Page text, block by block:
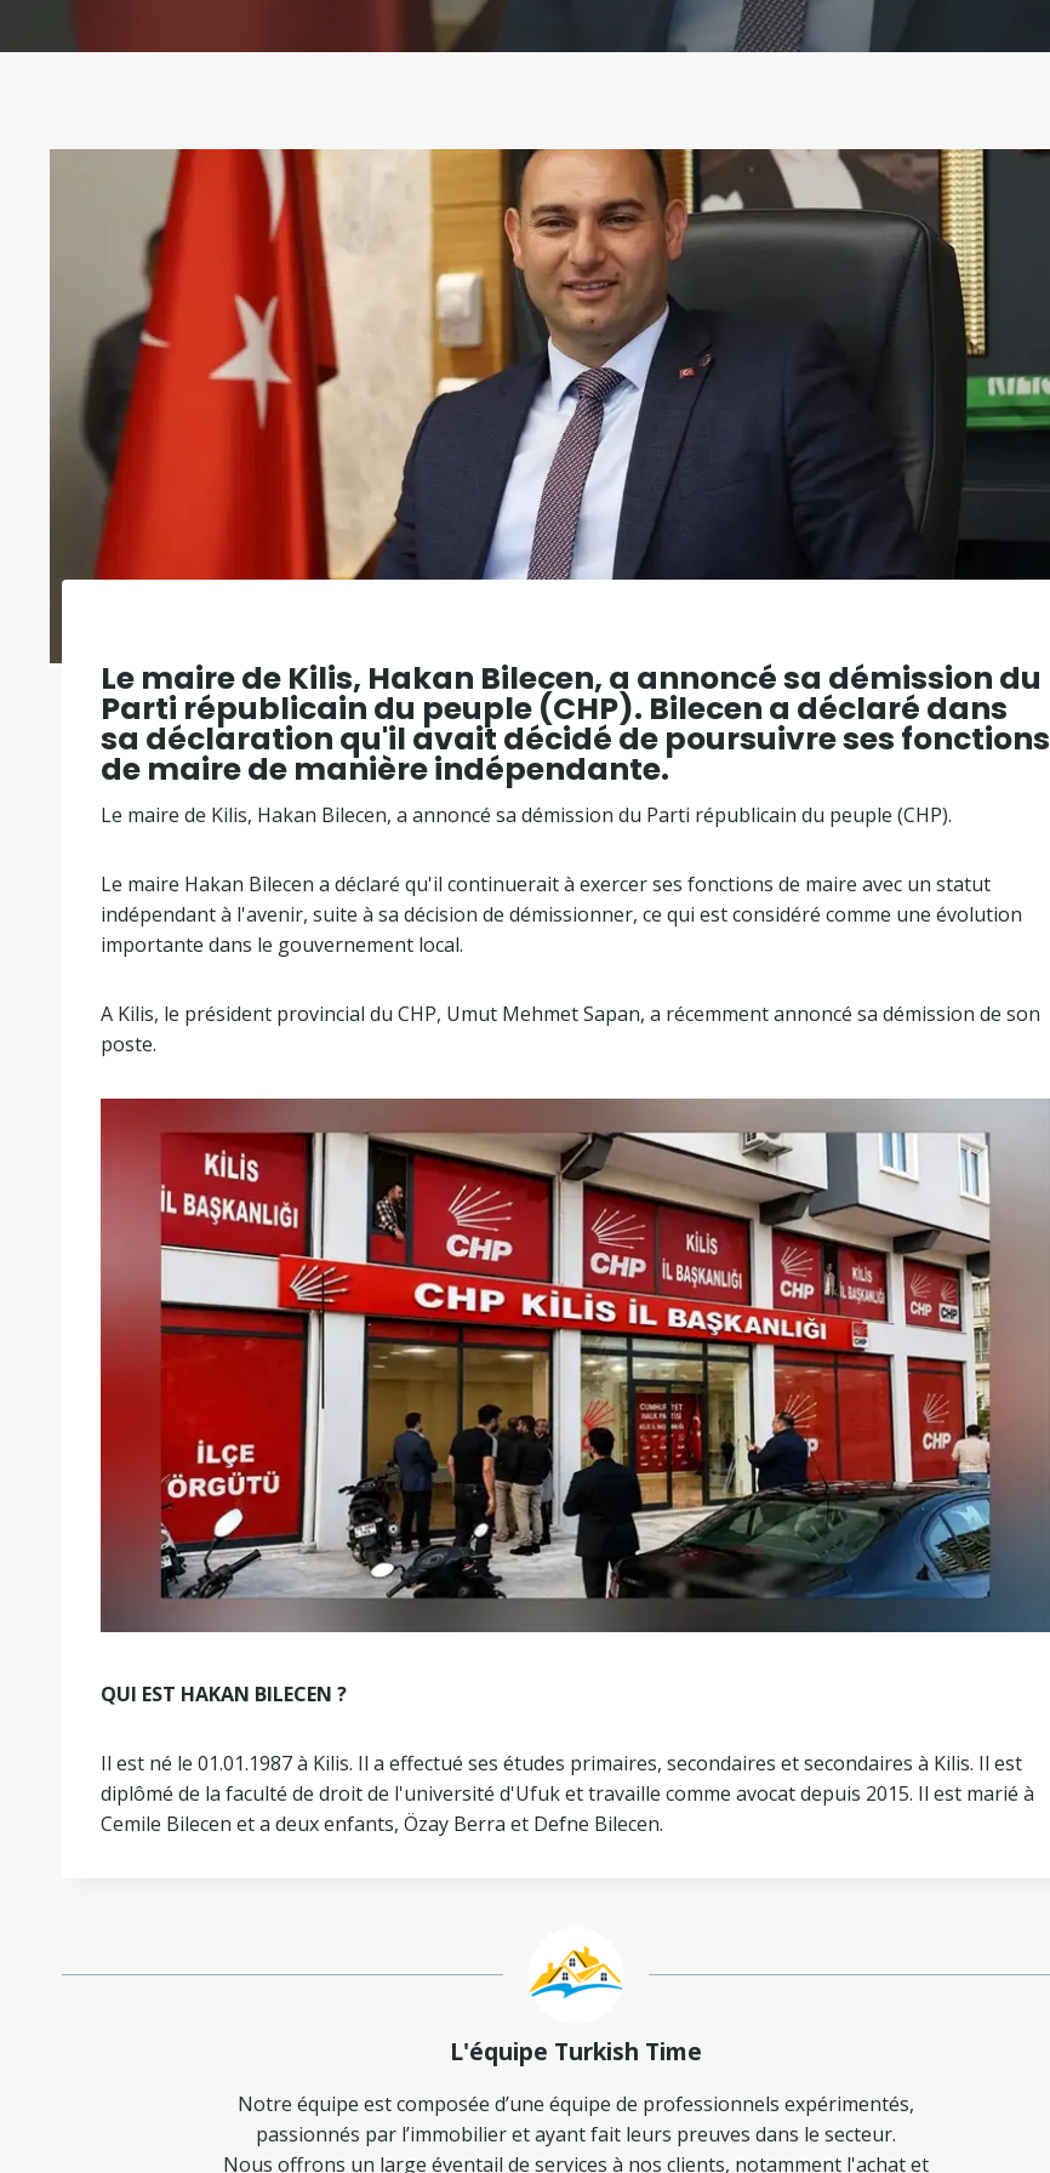
Le maire de Kilis, Hakan Bilecen, a annoncé sa démission du
Parti républicain du peuple (CHP). Bilecen a déclaré dans
sa déclaration qu'il avait décidé de poursuivre ses fonctions
de maire de manière indépendante.
Le maire de Kilis, Hakan Bilecen, a annoncé sa démission du Parti républicain du peuple (CHP).
Le maire Hakan Bilecen a déclaré qu'il continuerait à exercer ses fonctions de maire avec un statut
indépendant à l'avenir, suite à sa décision de démissionner, ce qui est considéré comme une évolution
importante dans le gouvernement local.
A Kilis, le président provincial du CHP, Umut Mehmet Sapan, a récemment annoncé sa démission de son
poste.
QUI EST HAKAN BILECEN ?
Il est né le 01.01.1987 à Kilis. Il a effectué ses études primaires, secondaires et secondaires à Kilis. Il est
diplômé de la faculté de droit de l'université d'Ufuk et travaille comme avocat depuis 2015. Il est marié à
Cemile Bilecen et a deux enfants, Özay Berra et Defne Bilecen.
L'équipe Turkish Time
Notre équipe est composée d’une équipe de professionnels expérimentés,
passionnés par l’immobilier et ayant fait leurs preuves dans le secteur.
Nous offrons un large éventail de services à nos clients, notamment l'achat et